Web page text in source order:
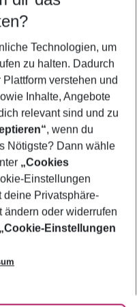
Technologien, um
zu halten. Dadurch
verstehen und
Inhalte, Angebote
relevant sind und zu
, wenn du
Nötigste? Dann wähle
„Cookies
Einstellungen
deine Privatsphäre-
oder widerrufen
„Cookie-Einstellungen